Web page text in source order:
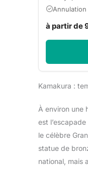
à partir de
Kamakura :
À environ une
est
le célèbre
statue de
national, mais